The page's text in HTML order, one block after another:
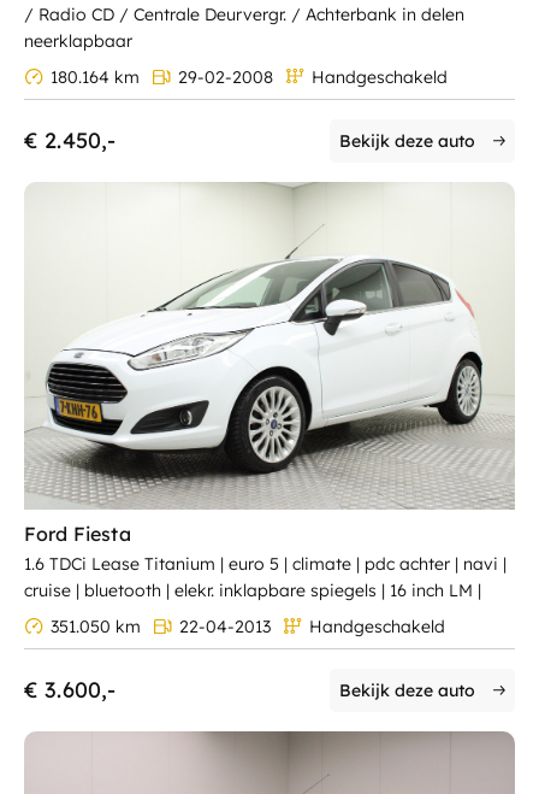
/ Radio CD / Centrale Deurvergr. / Achterbank in delen
neerklapbaar
180.164 km
29-02-2008 Handgeschakeld
€ 2.450,- Bekijk deze auto
Ford Fiesta
1.6 TDCi Lease Titanium | euro 5 | climate | pdc achter | navi |
cruise | bluetooth | elekr. inklapbare spiegels | 16 inch LM |
351.050 km
22-04-2013 Handgeschakeld
€ 3.600,- Bekijk deze auto